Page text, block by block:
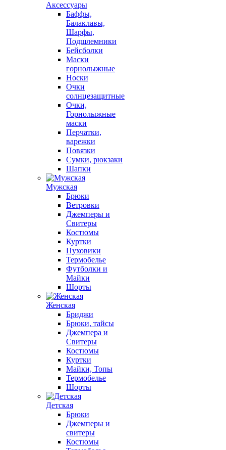
Аксессуары
Баффы,
Балаклавы,
Шарфы,
Подшлемники
Бейсболки
Маски
горнолыжные
Носки
Очки
солнцезащитные
Очки,
Горнолыжные
маски
Перчатки,
варежки
Повязки
Сумки, рюкзаки
Шапки
Мужская
Брюки
Ветровки
Джемперы и
Свитеры
Костюмы
Куртки
Пуховики
Термобелье
Футболки и
Майки
Шорты
Женская
Бриджи
Брюки, тайсы
Джемпера и
Свитеры
Костюмы
Куртки
Майки, Топы
Термобелье
Шорты
Детская
Брюки
Джемперы и
свитеры
Костюмы